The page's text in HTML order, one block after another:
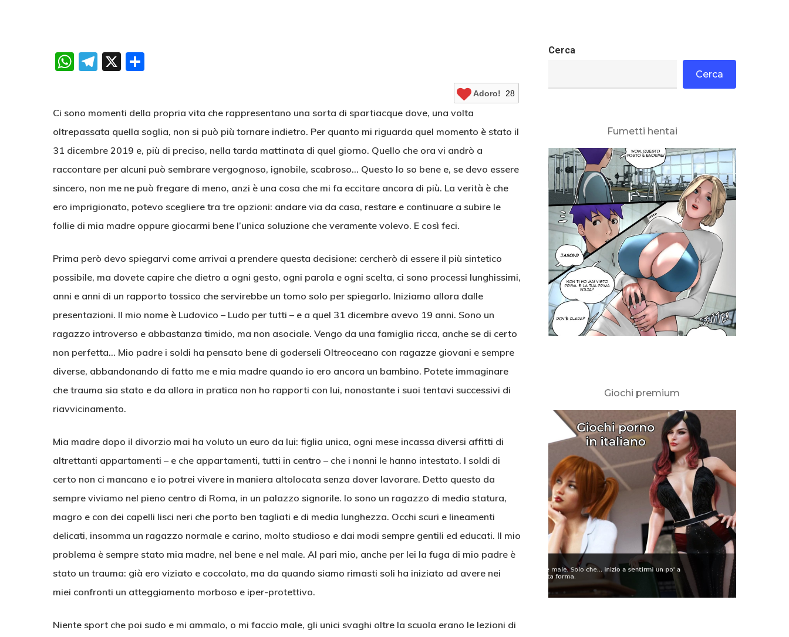
WhatsApp
Telegram
X
Adoro! 28
Ci sono momenti della propria vita che rappresentano una sorta di spartiacque dove, una volta
oltrepassata quella soglia, non si può più tornare indietro. Per quanto mi riguarda quel momento è stato il
31 dicembre 2019 e, più di preciso, nella tarda mattinata di quel giorno. Quello che ora vi andrò a
raccontare per alcuni può sembrare vergognoso, ignobile, scabroso… Questo lo so bene e, se devo essere
sincero, non me ne può fregare di meno, anzi è una cosa che mi fa eccitare ancora di più. La verità è che
ero imprigionato, potevo scegliere tra tre opzioni: andare via da casa, restare e continuare a subire le
follie di mia madre oppure giocarmi bene l’unica soluzione che veramente volevo. E così feci.
Prima però devo spiegarvi come arrivai a prendere questa decisione: cercherò di essere il più sintetico
possibile, ma dovete capire che dietro a ogni gesto, ogni parola e ogni scelta, ci sono processi lunghissimi,
anni e anni di un rapporto tossico che servirebbe un tomo solo per spiegarlo. Iniziamo allora dalle
presentazioni. Il mio nome è Ludovico – Ludo per tutti – e a quel 31 dicembre avevo 19 anni. Sono un
ragazzo introverso e abbastanza timido, ma non asociale. Vengo da una famiglia ricca, anche se di certo
non perfetta… Mio padre i soldi ha pensato bene di goderseli Oltreoceano con ragazze giovani e sempre
diverse, abbandonando di fatto me e mia madre quando io ero ancora un bambino. Potete immaginare
che trauma sia stato e da allora in pratica non ho rapporti con lui, nonostante i suoi tentavi successivi di
riavvicinamento.
Mia madre dopo il divorzio mai ha voluto un euro da lui: figlia unica, ogni mese incassa diversi affitti di
altrettanti appartamenti – e che appartamenti, tutti in centro – che i nonni le hanno intestato. I soldi di
certo non ci mancano e io potrei vivere in maniera altolocata senza dover lavorare. Detto questo da
sempre viviamo nel pieno centro di Roma, in un palazzo signorile. Io sono un ragazzo di media statura,
magro e con dei capelli lisci neri che porto ben tagliati e di media lunghezza. Occhi scuri e lineamenti
delicati, insomma un ragazzo normale e carino, molto studioso e dai modi sempre gentili ed educati. Il mio
problema è sempre stato mia madre, nel bene e nel male. Al pari mio, anche per lei la fuga di mio padre è
stato un trauma: già ero viziato e coccolato, ma da quando siamo rimasti soli ha iniziato ad avere nei
miei confronti un atteggiamento morboso e iper-protettivo.
Niente sport che poi sudo e mi ammalo, o mi faccio male, gli unici svaghi oltre la scuola erano le lezioni di
Cerca
Cerca
Fumetti hentai
Giochi premium